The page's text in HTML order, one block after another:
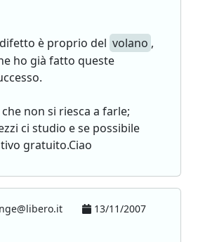
è proprio del volano ,
ho già fatto queste
non si riesca a farle;
ci studio e se possibile
gratuito.Ciao
13/11/2007